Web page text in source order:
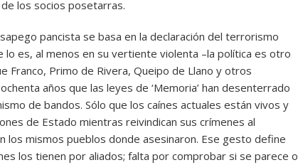
los socios posetarras.
pancista se basa en la declaración del terrorismo
lo es, al menos en su vertiente violenta –la política es otro
Franco, Primo de Rivera, Queipo de Llano y otros
años que las leyes de ‘Memoria’ han desenterrado
de bandos. Sólo que los caínes actuales están vivos y
de Estado mientras reivindican sus crímenes al
los mismos pueblos donde asesinaron. Ese gesto define
los tienen por aliados; falta por comprobar si se parece o